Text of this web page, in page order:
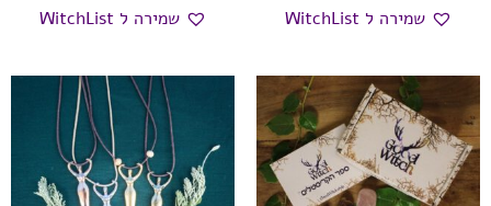
שמירה ל WitchList
שמירה ל WitchList